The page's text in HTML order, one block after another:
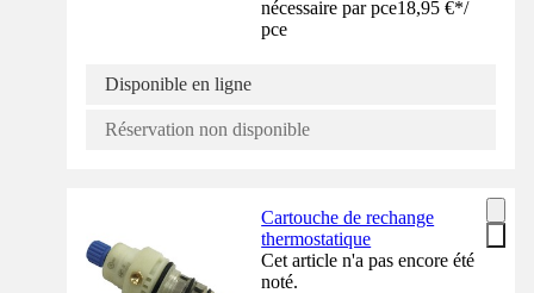
nécessaire par pce18,95 €*/
pce
Disponible en ligne
Réservation non disponible
Cartouche de rechange
thermostatique
Cet article n'a pas encore été
noté.